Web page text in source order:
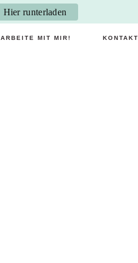
ARBEITE MIT MIR! KONTAKT
Hier runterladen